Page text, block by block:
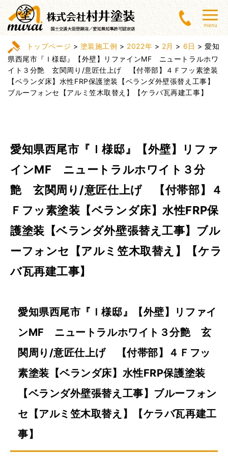
menu
トップページ > 塗装施工例 > 2022年 > 2月 > 6日 >愛知
県西尾市『Ｉ様邸』【外壁】リファインMF ニュートラルホワ
イト３分艶 玄関周り/意匠仕上げ 【付帯部】４Ｆフッ素塗装
【ベランダ床】水性FRP保護塗装【ベランダ外壁張替え工事】
ブルーフォンセ【アルミ笠木取替え】【ケラバ瓦再建工事】
愛知県西尾市『Ｉ様邸』【外壁】リファ
インMF ニュートラルホワイト３分
艶 玄関周り/意匠仕上げ 【付帯部】４
Ｆフッ素塗装【ベランダ床】水性FRP保
護塗装【ベランダ外壁張替え工事】ブル
ーフォンセ【アルミ笠木取替え】【ケラ
バ瓦再建工事】
愛知県西尾市『Ｉ様邸』【外壁】リファイ
ンMF ニュートラルホワイト３分艶 玄
関周り/意匠仕上げ 【付帯部】４Ｆフッ
素塗装【ベランダ床】水性FRP保護塗装
【ベランダ外壁張替え工事】ブルーフォン
セ【アルミ笠木取替え】【ケラバ瓦再建工
事】